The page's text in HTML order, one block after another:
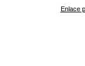
Enlace